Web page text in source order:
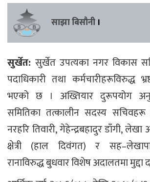
साझा बिसौनी ।
सुर्खेत: सुर्खेत उपत्यका नगर विकास
पदाधिकारी तथा कर्मचारीहरूविरुद्ध
भएको छ । अख्तियार दुरूपयोग
समितिका तत्कालीन सदस्य सचिवहरू
नरहरि तिवारी, गेहेन्द्रबहादुर डाँगी,
क्षेत्री (हाल दिवंगत) र
रानाविरुद्ध बुधवार विशेष अदालतमा मुद्दा